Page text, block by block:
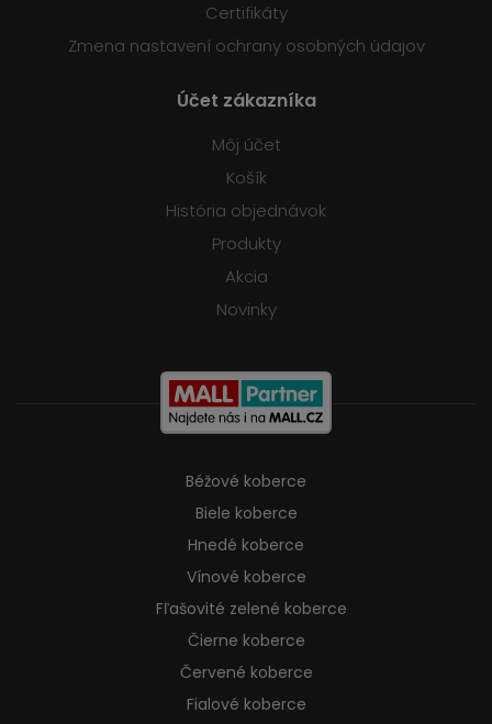
Certifikáty
Zmena nastavení ochrany osobných údajov
Účet zákazníka
Môj účet
Košík
História objednávok
Produkty
Akcia
Novinky
Béžové koberce
Biele koberce
Hnedé koberce
Vínové koberce
Fľašovité zelené koberce
Čierne koberce
Červené koberce
Fialové koberce